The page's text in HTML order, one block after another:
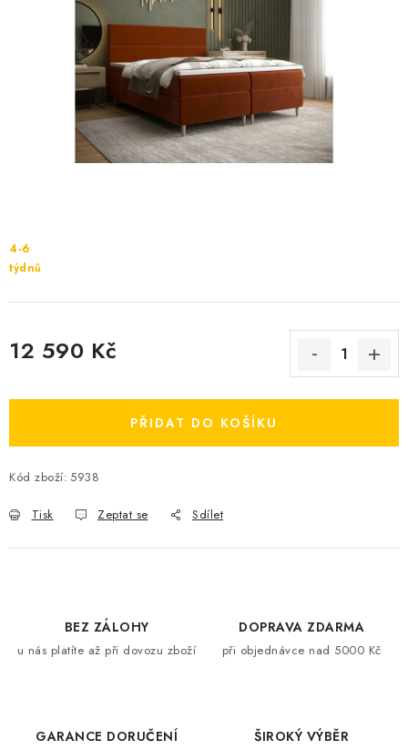
Cenník dopravy Kontakty
4-6
týdnů
12 590 Kč
PŘIDAT DO KOŠÍKU
Kód zboží: 5938
Tisk Zeptat se Sdílet
BEZ ZÁLOHY
u nás platíte až při dovozu zboží
DOPRAVA ZDARMA
při objednávce nad 5000 Kč
GARANCE DORUČENÍ ŠIROKÝ VÝBĚR